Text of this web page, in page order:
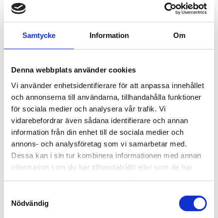
Samtycke Information Om
Denna webbplats använder cookies
Vi använder enhetsidentifierare för att anpassa innehållet
och annonserna till användarna, tillhandahålla funktioner
för sociala medier och analysera vår trafik. Vi
vidarebefordrar även sådana identifierare och annan
information från din enhet till de sociala medier och
annons- och analysföretag som vi samarbetar med.
Dessa kan i sin tur kombinera informationen med annan
information som du har tillhandahållit eller som de har
samlat in när du har använt deras tjänster.
Nödvändig
jämn gång
2-i-1 fjärrkontroll med både trådbunden och trådlös funktion
Utrustad medArmortek Extreme Synthetic Rope– en
avancerad syntetlina med 24-trådig slitageskyddande
Garanti 5 år
RELATERADE PRODUKTER